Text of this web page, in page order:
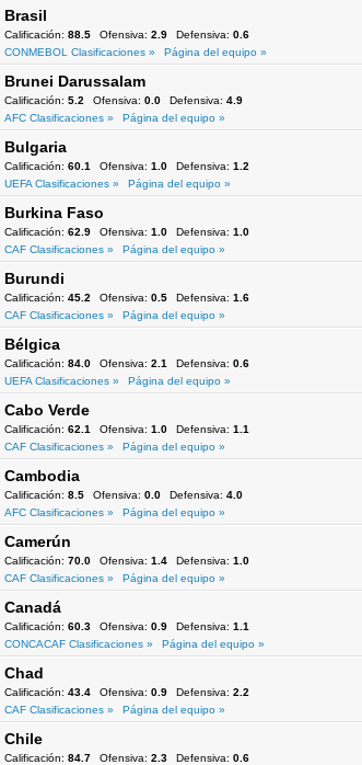
Brasil
Calificación: 88.5 Ofensiva: 2.9 Defensiva: 0.6
CONMEBOL Clasificaciones »
Página del equipo »
Brunei Darussalam
Calificación: 5.2 Ofensiva: 0.0 Defensiva: 4.9
AFC Clasificaciones »
Página del equipo »
Bulgaria
Calificación: 60.1 Ofensiva: 1.0 Defensiva: 1.2
UEFA Clasificaciones »
Página del equipo »
Burkina Faso
Calificación: 62.9 Ofensiva: 1.0 Defensiva: 1.0
CAF Clasificaciones »
Página del equipo »
Burundi
Calificación: 45.2 Ofensiva: 0.5 Defensiva: 1.6
CAF Clasificaciones »
Página del equipo »
Bélgica
Calificación: 84.0 Ofensiva: 2.1 Defensiva: 0.6
UEFA Clasificaciones »
Página del equipo »
Cabo Verde
Calificación: 62.1 Ofensiva: 1.0 Defensiva: 1.1
CAF Clasificaciones »
Página del equipo »
Cambodia
Calificación: 8.5 Ofensiva: 0.0 Defensiva: 4.0
AFC Clasificaciones »
Página del equipo »
Camerún
Calificación: 70.0 Ofensiva: 1.4 Defensiva: 1.0
CAF Clasificaciones »
Página del equipo »
Canadá
Calificación: 60.3 Ofensiva: 0.9 Defensiva: 1.1
CONCACAF Clasificaciones »
Página del equipo »
Chad
Calificación: 43.4 Ofensiva: 0.9 Defensiva: 2.2
CAF Clasificaciones »
Página del equipo »
Chile
Calificación: 84.7 Ofensiva: 2.3 Defensiva: 0.6